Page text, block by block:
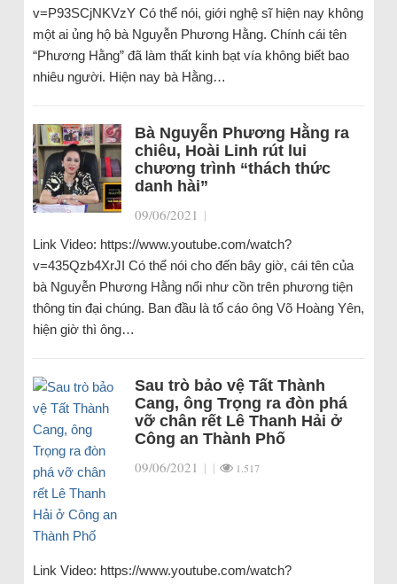
v=P93SCjNKVzY Có thể nói, giới nghệ sĩ hiện nay không
một ai ủng hộ bà Nguyễn Phương Hằng. Chính cái tên
“Phương Hằng” đã làm thất kinh bạt vía không biết bao
nhiêu người. Hiện nay bà Hằng…
Bà Nguyễn Phương Hằng ra
chiêu, Hoài Linh rút lui
chương trình “thách thức
danh hài”
09/06/2021 |
Link Video: https://www.youtube.com/watch?
v=435Qzb4XrJI Có thể nói cho đến bây giờ, cái tên của
bà Nguyễn Phương Hằng nổi như cồn trên phương tiện
thông tin đại chúng. Ban đầu là tố cáo ông Võ Hoàng Yên,
hiện giờ thì ông…
Sau trò bảo vệ Tất Thành
Cang, ông Trọng ra đòn phá
vỡ chân rết Lê Thanh Hải ở
Công an Thành Phố
09/06/2021 | | 1.517
Link Video: https://www.youtube.com/watch?